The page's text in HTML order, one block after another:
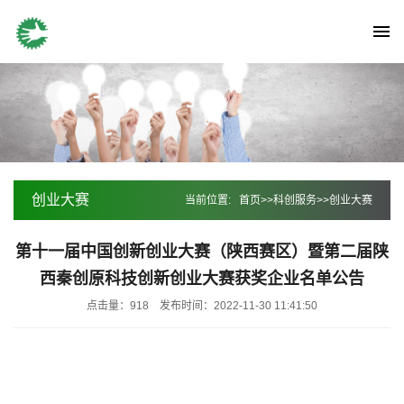
创业大赛 当前位置: 首页>>科创服务>>创业大赛
第十一届中国创新创业大赛（陕西赛区）暨第二届陕
西秦创原科技创新创业大赛获奖企业名单公告
点击量：918 发布时间：2022-11-30 11:41:50